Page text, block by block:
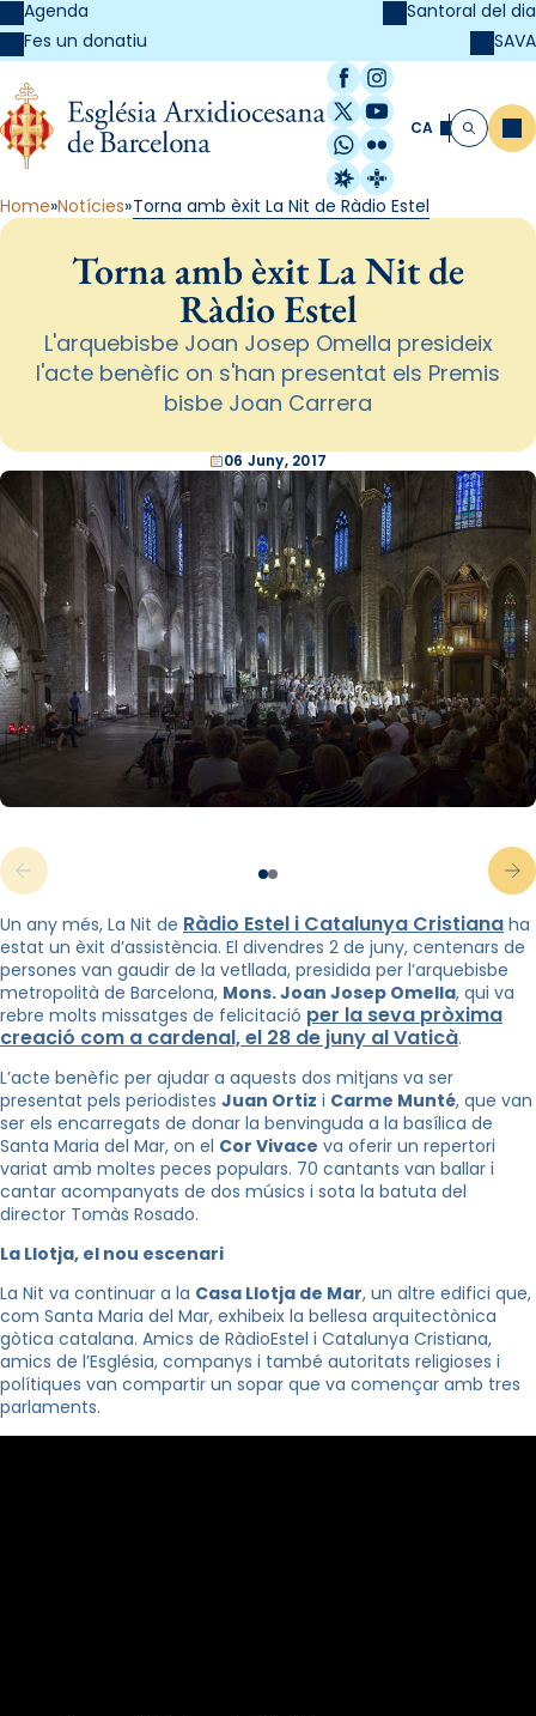
Agenda
Fes un donatiu
Santoral del dia
SAVA
Facebook
Instagram
X / Twitter
YouTube
WhatsApp
Flickr
Radio Estel
Catalunya
CA Cerca
Home Notícies Torna amb èxit La Nit de Ràdio Estel
Torna amb èxit La Nit de
Ràdio Estel
L'arquebisbe Joan Josep Omella presideix
l'acte benèfic on s'han presentat els Premis
bisbe Joan Carrera
06 Juny, 2017
Un any més, La Nit de Ràdio Estel i Catalunya Cristiana ha
estat un èxit d’assistència. El divendres 2 de juny, centenars de
persones van gaudir de la vetllada, presidida per l’arquebisbe
metropolità de Barcelona, Mons. Joan Josep Omella, qui va
rebre molts missatges de felicitació per la seva pròxima
creació com a cardenal, el 28 de juny al Vaticà.
L’acte benèfic per ajudar a aquests dos mitjans va ser
presentat pels periodistes Juan Ortiz i Carme Munté, que van
ser els encarregats de donar la benvinguda a la basílica de
Santa Maria del Mar, on el Cor Vivace va oferir un repertori
variat amb moltes peces populars. 70 cantants van ballar i
cantar acompanyats de dos músics i sota la batuta del
director Tomàs Rosado.
La Llotja, el nou escenari
La Nit va continuar a la Casa Llotja de Mar, un altre edifici que,
com Santa Maria del Mar, exhibeix la bellesa arquitectònica
gòtica catalana. Amics de RàdioEstel i Catalunya Cristiana,
amics de l’Església, companys i també autoritats religioses i
polítiques van compartir un sopar que va començar amb tres
parlaments.